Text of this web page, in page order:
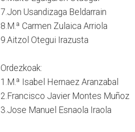
7.Jon Usandizaga Beldarrain
8.M.ª Carmen Zulaica Arriola
9.Aitzol Otegui Irazusta
Ordezkoak:
1.M.ª Isabel Hernaez Aranzabal
2.Francisco Javier Montes Muñoz
3.Jose Manuel Esnaola Iraola